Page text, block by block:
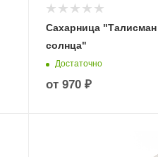
Сахарница "Талисман
солнца"
Достаточно
от 970 ₽